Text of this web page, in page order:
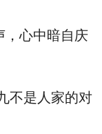
，心中暗自庆
不是人家的对